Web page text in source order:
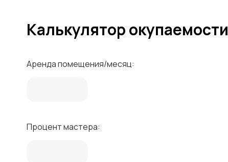
Калькулятор окупаемости
Аренда помещения/месяц:
Процент мастера: